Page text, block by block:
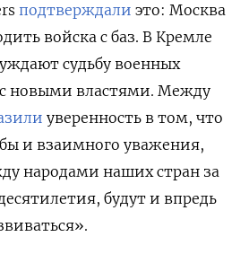
подтверждали это: Москва
войска с баз. В Кремле
судьбу военных
новыми властями. Между
уверенность в том, что
и взаимного уважения,
народами наших стран за
будут и впредь